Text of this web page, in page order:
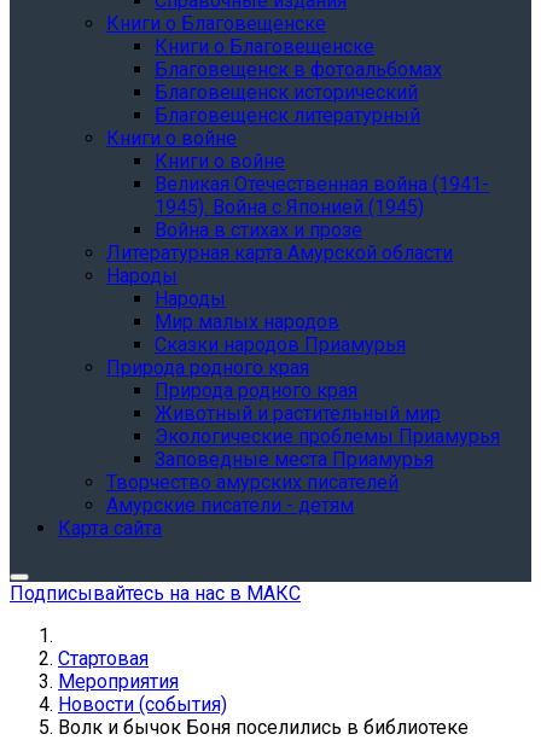
Книги о Благовещенске
Книги о Благовещенске
Благовещенск в фотоальбомах
Благовещенск исторический
Благовещенск литературный
Книги о войне
Книги о войне
Великая Отечественная война (1941-
1945). Война с Японией (1945)
Война в стихах и прозе
Литературная карта Амурской области
Народы
Народы
Мир малых народов
Сказки народов Приамурья
Природа родного края
Природа родного края
Животный и растительный мир
Экологические проблемы Приамурья
Заповедные места Приамурья
Творчество амурских писателей
Амурские писатели - детям
Карта сайта
Подписывайтесь на нас в МАКС
Стартовая
Мероприятия
Новости (события)
Волк и бычок Боня поселились в библиотеке